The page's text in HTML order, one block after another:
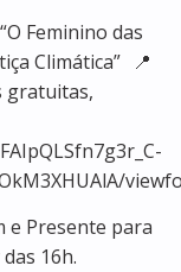
Feminino das
Climática” 📍
gratuitas,
e Presente para
16h.